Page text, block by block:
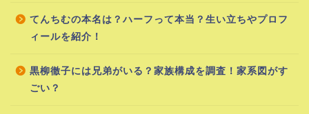
てんちむの本名は？ハーフって本当？生い立ちやプロフ
ィールを紹介！
黒柳徹子には兄弟がいる？家族構成を調査！家系図がす
ごい？